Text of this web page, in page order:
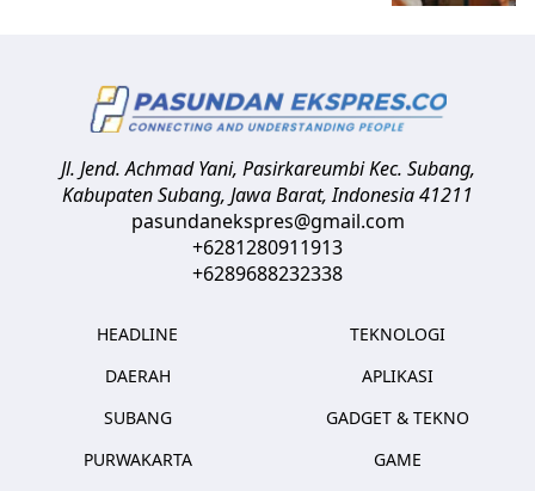
Jl. Jend. Achmad Yani, Pasirkareumbi Kec. Subang,
Kabupaten Subang, Jawa Barat,Indonesia41211
pasundanekspres@gmail.com
+6281280911913
+6289688232338
HEADLINE
DAERAH
SUBANG
PURWAKARTA
TEKNOLOGI
APLIKASI
GADGET & TEKNO
GAME